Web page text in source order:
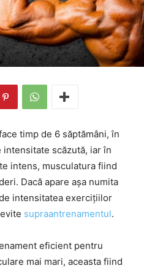
timp de 6 săptămâni, în
scăzută, iar în
intens, musculatura fiind
Dacă apare așa numita
intensitatea exercițiilor
supraantrenamentul.
eficient pentru
mai mari, aceasta fiind